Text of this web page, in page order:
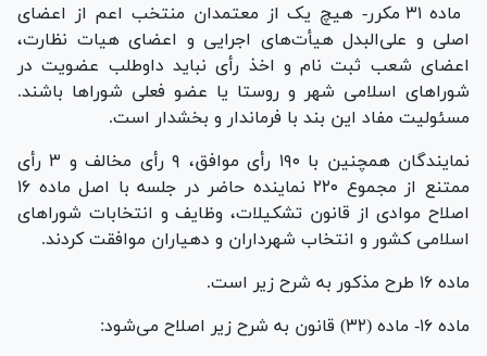
ماده ۳۱ مکرر- هیچ یک از معتمدان منتخب اعم از اعضای
اصلی و علی‌البدل هیأت‌های اجرایی و اعضای هیات نظارت،
اعضای شعب ثبت نام و اخذ رأی نباید داوطلب عضویت در
شورا‌های اسلامی شهر و روستا یا عضو فعلی شورا‌ها باشند.
مسئولیت مفاد این بند با فرماندار و بخشدار است.
نمایندگان همچنین با ۱۹۰ رأی موافق، ۹ رأی مخالف و ۳ رأی
ممتنع از مجموع ۲۲۰ نماینده حاضر در جلسه با اصل ماده ۱۶
اصلاح موادی از قانون تشکیلات، وظایف و انتخابات شورا‌های
اسلامی کشور و انتخاب شهرداران و دهیاران موافقت کردند.
ماده ۱۶ طرح مذکور به شرح زیر است.
ماده ۱۶- ماده (۳۲) قانون به شرح زیر اصلاح می‌شود: